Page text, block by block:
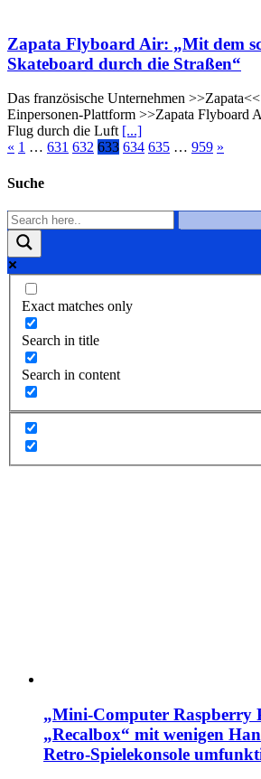
Zapata Flyboard Air: „Mit dem
Skateboard durch die Straßen“
Das französische Unternehmen
Einpersonen-Plattform >>Zapata Flyboard
Flug durch die Luft [...]
« 1 … 631 632 633 634 635 … 959 »
Suche
Exact matches only
Search in title
Search in content
„Mini-Computer Raspberry
„Recalbox“ mit wenigen
Retro-Spielekonsole